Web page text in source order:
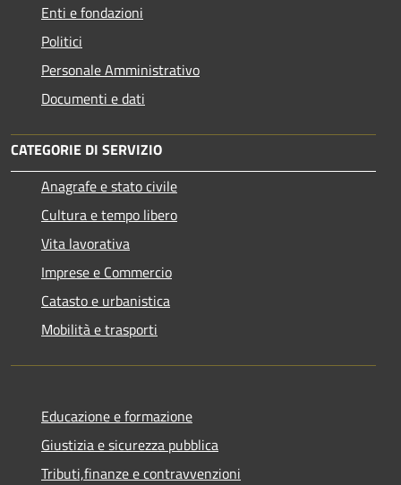
Enti e fondazioni
Politici
Personale Amministrativo
Documenti e dati
CATEGORIE DI SERVIZIO
Anagrafe e stato civile
Cultura e tempo libero
Vita lavorativa
Imprese e Commercio
Catasto e urbanistica
Mobilità e trasporti
Educazione e formazione
Giustizia e sicurezza pubblica
Tributi,finanze e contravvenzioni